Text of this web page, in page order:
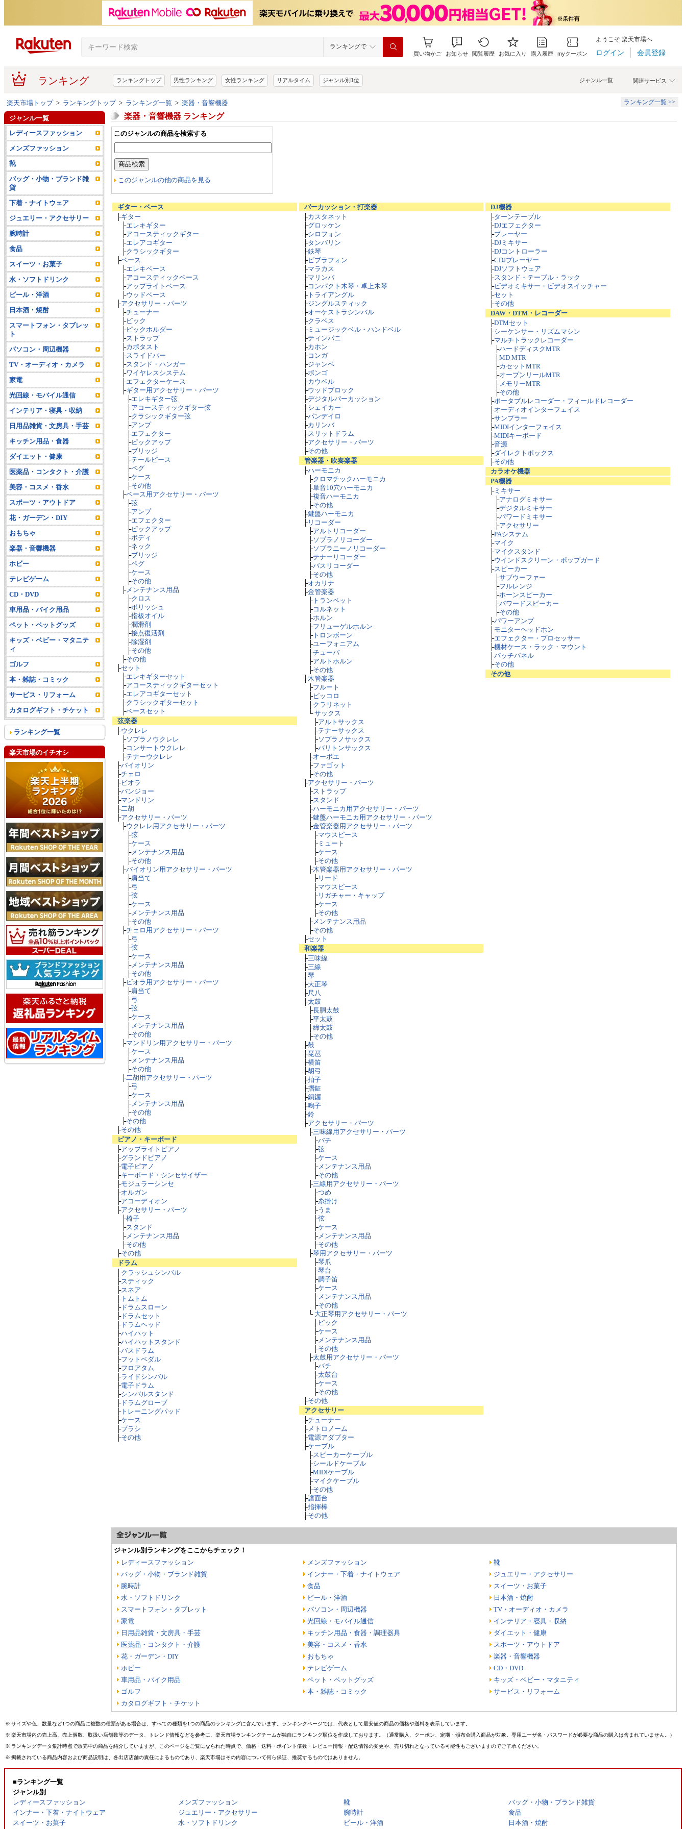
ランキングで
買い物かご お知らせ 閲覧履歴 お気に入り 購入履歴 myクーポン
ようこそ 楽天市場へ
ログイン 会員登録
ランキング 関連サービス
ジャンル一覧
ランキングトップ 男性ランキング 女性ランキング リアルタイム ジャンル別1位
楽天市場トップ> ランキングトップ> ランキング一覧 > 楽器・音響機器 ランキング一覧 >>
楽器・音響機器 ランキング
このジャンルの商品を検索する
このジャンルの他の商品を見る
ギター・ベース
├ギター
├エレキギター
├アコースティックギター
├エレアコギター
├クラシックギター
├ベース
├エレキベース
├アコースティックベース
├アップライトベース
├ウッドベース
├アクセサリー・パーツ
├チューナー
├ピック
├ピックホルダー
├ストラップ
├カポタスト
├スライドバー
├スタンド・ハンガー
├ワイヤレスシステム
├エフェクターケース
├ギター用アクセサリー・パーツ
├エレキギター弦
├アコースティックギター弦
├クラシックギター弦
├アンプ
├エフェクター
├ピックアップ
├ブリッジ
├テールピース
├ペグ
├ケース
├その他
├ベース用アクセサリー・パーツ
├弦
├アンプ
├エフェクター
├ピックアップ
├ボディ
├ネック
├ブリッジ
├ペグ
├ケース
├その他
├メンテナンス用品
├クロス
├ポリッシュ
├指板オイル
├潤滑剤
├接点復活剤
├除湿剤
├その他
├その他
├セット
├エレキギターセット
├アコースティックギターセット
├エレアコギターセット
├クラシックギターセット
├ベースセット
弦楽器
├ウクレレ
├ソプラノウクレレ
├コンサートウクレレ
├テナーウクレレ
├バイオリン
├チェロ
├ビオラ
├バンジョー
├マンドリン
├二胡
├アクセサリー・パーツ
├ウクレレ用アクセサリー・パーツ
├弦
├ケース
├メンテナンス用品
├その他
├バイオリン用アクセサリー・パーツ
├肩当て
├弓
├弦
├ケース
├メンテナンス用品
├その他
├チェロ用アクセサリー・パーツ
├弓
├弦
├ケース
├メンテナンス用品
├その他
├ビオラ用アクセサリー・パーツ
├肩当て
├弓
├弦
├ケース
├メンテナンス用品
├その他
├マンドリン用アクセサリー・パーツ
├ケース
├メンテナンス用品
├その他
├二胡用アクセサリー・パーツ
├弓
├ケース
├メンテナンス用品
├その他
├その他
├その他
ピアノ・キーボード
├アップライトピアノ
├グランドピアノ
├電子ピアノ
├キーボード・シンセサイザー
├モジュラーシンセ
├オルガン
├アコーディオン
├アクセサリー・パーツ
├椅子
├スタンド
├メンテナンス用品
├その他
├その他
ドラム
├クラッシュシンバル
├スティック
├スネア
├トムトム
├ドラムスローン
├ドラムセット
├ドラムヘッド
├ハイハット
├ハイハットスタンド
├バスドラム
├フットペダル
├フロアタム
├ライドシンバル
├電子ドラム
├シンバルスタンド
├ドラムグローブ
├トレーニングパッド
├ケース
├ブラシ
├その他
パーカッション・打楽器
├カスタネット
├グロッケン
├シロフォン
├タンバリン
├鉄琴
├ビブラフォン
├マラカス
├マリンバ
├コンパクト木琴・卓上木琴
├トライアングル
├ジングルスティック
├オーケストラシンバル
├クラベス
├ミュージックベル・ハンドベル
├ティンパニ
├カホン
├コンガ
├ジャンベ
├ボンゴ
├カウベル
├ウッドブロック
├デジタルパーカッション
├シェイカー
├パンデイロ
├カリンバ
├スリットドラム
├アクセサリー・パーツ
├その他
管楽器・吹奏楽器
├ハーモニカ
├クロマチックハーモニカ
├単音10穴ハーモニカ
├複音ハーモニカ
├その他
├鍵盤ハーモニカ
├リコーダー
├アルトリコーダー
├ソプラノリコーダー
├ソプラニーノリコーダー
├テナーリコーダー
├バスリコーダー
├その他
├オカリナ
├金管楽器
├トランペット
├コルネット
├ホルン
├フリューゲルホルン
├トロンボーン
├ユーフォニアム
├チューバ
├アルトホルン
├その他
├木管楽器
├フルート
├ピッコロ
├クラリネット
└サックス
├アルトサックス
├テナーサックス
├ソプラノサックス
├バリトンサックス
├オーボエ
├ファゴット
├その他
├アクセサリー・パーツ
├ストラップ
├スタンド
├ハーモニカ用アクセサリー・パーツ
├鍵盤ハーモニカ用アクセサリー・パーツ
├金管楽器用アクセサリー・パーツ
├マウスピース
├ミュート
├ケース
├その他
├木管楽器用アクセサリー・パーツ
├リード
├マウスピース
├リガチャー・キャップ
├ケース
├その他
├メンテナンス用品
├その他
├セット
和楽器
├三味線
├三線
├琴
├大正琴
├尺八
├太鼓
├長胴太鼓
├平太鼓
├締太鼓
├その他
├鼓
├琵琶
├横笛
├胡弓
├拍子
├摺鉦
├銅鑼
├鳴子
├鈴
├アクセサリー・パーツ
├三味線用アクセサリー・パーツ
├バチ
├弦
├ケース
├メンテナンス用品
├その他
├三線用アクセサリー・パーツ
├つめ
├糸掛け
├うま
├弦
├ケース
├メンテナンス用品
├その他
├琴用アクセサリー・パーツ
├琴爪
├琴台
├調子笛
├ケース
├メンテナンス用品
├その他
└ 大正琴用アクセサリー・パーツ
├ピック
├ケース
├メンテナンス用品
├その他
├太鼓用アクセサリー・パーツ
├バチ
├太鼓台
├ケース
├その他
├その他
アクセサリー
├チューナー
├メトロノーム
├電源アダプター
├ケーブル
├スピーカーケーブル
├シールドケーブル
├MIDIケーブル
├マイクケーブル
├その他
├譜面台
├指揮棒
├その他
DJ機器
├ターンテーブル
├DJエフェクター
├プレーヤー
├DJミキサー
├DJコントローラー
├CDJプレーヤー
├DJソフトウェア
├スタンド・テーブル・ラック
├ビデオミキサー・ビデオスイッチャー
├セット
├その他
DAW・DTM・レコーダー
├DTMセット
├シーケンサー・リズムマシン
├マルチトラックレコーダー
├ハードディスクMTR
├MD MTR
├カセットMTR
├オープンリールMTR
├メモリーMTR
├その他
├ポータブルレコーダー・フィールドレコーダー
├オーディオインターフェイス
├サンプラー
├MIDIインターフェイス
├MIDIキーボード
├音源
├ダイレクトボックス
├その他
カラオケ機器
PA機器
├ミキサー
├アナログミキサー
├デジタルミキサー
├パワードミキサー
├アクセサリー
├PAシステム
├マイク
├マイクスタンド
├ウインドスクリーン・ポップガード
├スピーカー
├サブウーファー
├フルレンジ
├ホーンスピーカー
├パワードスピーカー
├その他
├パワーアンプ
├モニターヘッドホン
├エフェクター・プロセッサー
├機材ケース・ラック・マウント
├パッチパネル
├その他
その他
ジャンル別ランキングをここからチェック！
レディースファッション
バッグ・小物・ブランド雑貨
腕時計
水・ソフトドリンク
スマートフォン・タブレット
家電
日用品雑貨・文房具・手芸
医薬品・コンタクト・介護
花・ガーデン・DIY
ホビー
車用品・バイク用品
ゴルフ
カタログギフト・チケット
メンズファッション
インナー・下着・ナイトウェア
食品
ビール・洋酒
パソコン・周辺機器
光回線・モバイル通信
キッチン用品・食器・調理器具
美容・コスメ・香水
おもちゃ
テレビゲーム
ペット・ペットグッズ
本・雑誌・コミック
靴
ジュエリー・アクセサリー
スイーツ・お菓子
日本酒・焼酎
TV・オーディオ・カメラ
インテリア・寝具・収納
ダイエット・健康
スポーツ・アウトドア
楽器・音響機器
CD・DVD
キッズ・ベビー・マタニティ
サービス・リフォーム
ジャンル一覧
レディースファッション
メンズファッション
靴
バッグ・小物・ブランド雑
貨
下着・ナイトウェア
ジュエリー・アクセサリー
腕時計
食品
スイーツ・お菓子
水・ソフトドリンク
ビール・洋酒
日本酒・焼酎
スマートフォン・タブレッ
ト
パソコン・周辺機器
TV・オーディオ・カメラ
家電
光回線・モバイル通信
インテリア・寝具・収納
日用品雑貨・文房具・手芸
キッチン用品・食器
ダイエット・健康
医薬品・コンタクト・介護
美容・コスメ・香水
スポーツ・アウトドア
花・ガーデン・DIY
おもちゃ
楽器・音響機器
ホビー
テレビゲーム
CD・DVD
車用品・バイク用品
ペット・ペットグッズ
キッズ・ベビー・マタニテ
ィ
ゴルフ
本・雑誌・コミック
サービス・リフォーム
カタログギフト・チケット
ランキング一覧
楽天市場のイチオシ
※ サイズや色、数量など1つの商品に複数の種類がある場合は、すべての種類を1つの商品のランキングに含んでいます。ランキングページでは、代表として最安値の商品の価格や送料を表示しています。
※ 楽天市場内の売上高、売上個数、取扱い店舗数等のデータ、トレンド情報などを参考に、楽天市場ランキングチームが独自にランキング順位を作成しております。（通常購入、クーポン、定期・頒布会購入商品が対象。専用ユーザ名・パスワードが必要な商品の購入は含まれていません。）
※ ランキングデータ集計時点で販売中の商品を紹介していますが、このページをご覧になられた時点で、価格・送料・ポイント倍数・レビュー情報・配送情報の変更や、売り切れとなっている可能性もございますのでご了承ください。
※ 掲載されている商品内容および商品説明は、各出店店舗の責任によるものであり、楽天市場はその内容について何ら保証、推奨するものではありません。
■ランキング一覧
ジャンル別
レディースファッション
メンズファッション 靴
バッグ・小物・ブランド雑貨
インナー・下着・ナイトウェア
ジュエリー・アクセサリー 腕時計
食品
スイーツ・お菓子
水・ソフトドリンク ビール・洋酒 日本酒・焼酎